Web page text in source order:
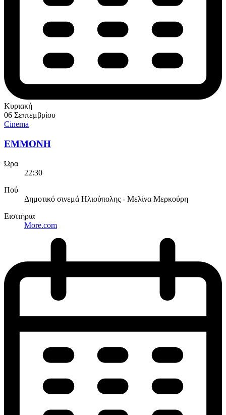
Κυριακή
06 Σεπτεμβρίου
Cinema
EMMONH
Ώρα
22:30
Πού
Δημοτικό σινεμά Ηλιούπολης - Μελίνα Μερκούρη
Εισιτήρια
More.com